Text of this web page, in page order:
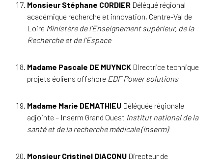
Monsieur Stéphane CORDIER Délégué régional
académique recherche et innovation, Centre-Val de
Loire Ministère de l’Enseignement supérieur, de la
Recherche et de l’Espace
Madame Pascale DE MUYNCK Directrice technique
projets éoliens offshore EDF Power solutions
Madame Marie DEMATHIEU Déléguée régionale
adjointe – Inserm Grand Ouest Institut national de la
santé et de la recherche médicale (Inserm)
Monsieur Cristinel DIACONU Directeur de